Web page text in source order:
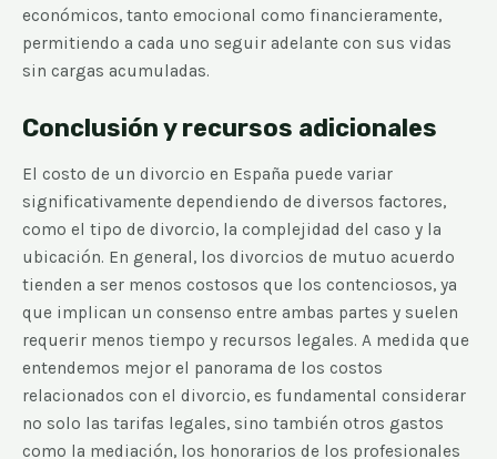
económicos, tanto emocional como financieramente,
permitiendo a cada uno seguir adelante con sus vidas
sin cargas acumuladas.
Conclusión y recursos adicionales
El costo de un divorcio en España puede variar
significativamente dependiendo de diversos factores,
como el tipo de divorcio, la complejidad del caso y la
ubicación. En general, los divorcios de mutuo acuerdo
tienden a ser menos costosos que los contenciosos, ya
que implican un consenso entre ambas partes y suelen
requerir menos tiempo y recursos legales. A medida que
entendemos mejor el panorama de los costos
relacionados con el divorcio, es fundamental considerar
no solo las tarifas legales, sino también otros gastos
como la mediación, los honorarios de los profesionales